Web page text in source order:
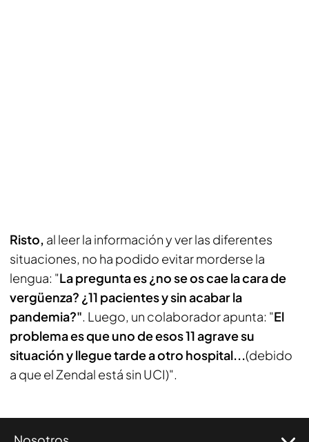
Risto, al leer la información y ver las diferentes
situaciones, no ha podido evitar morderse la
lengua: "La pregunta es ¿no se os cae la cara de
vergüenza? ¿11 pacientes y sin acabar la
pandemia?". Luego, un colaborador apunta: "El
problema es que uno de esos 11 agrave su
situación y llegue tarde a otro hospital...(debido
a que el Zendal está sin UCI)".